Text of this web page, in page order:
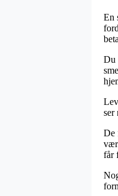
En
Du
ser
De
vær
får